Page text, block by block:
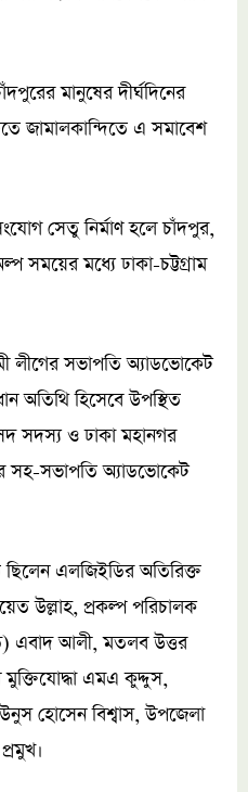
মানুষের দীর্ঘদিনের
জামালকান্দিতে এ সমাবেশ
সেতু নির্মাণ হলে চাঁদপুর,
সময়ের মধ্যে ঢাকা-চট্টগ্রাম
সভাপতি অ্যাডভোকেট
অতিথি হিসেবে উপস্থিত
সদস্য ও ঢাকা মহানগর
সহ-সভাপতি অ্যাডভোকেট
ছিলেন এলজিইডির অতিরিক্ত
উল্লাহ, প্রকল্প পরিচালক
এবাদ আলী, মতলব উত্তর
মুক্তিযোদ্ধা এমএ কুদ্দুস,
হোসেন বিশ্বাস, উপজেলা